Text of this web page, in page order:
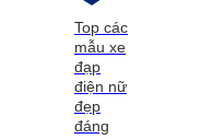
Top các
mẫu xe
đạp
điện nữ
đẹp
đáng